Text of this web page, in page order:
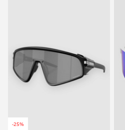
-25%